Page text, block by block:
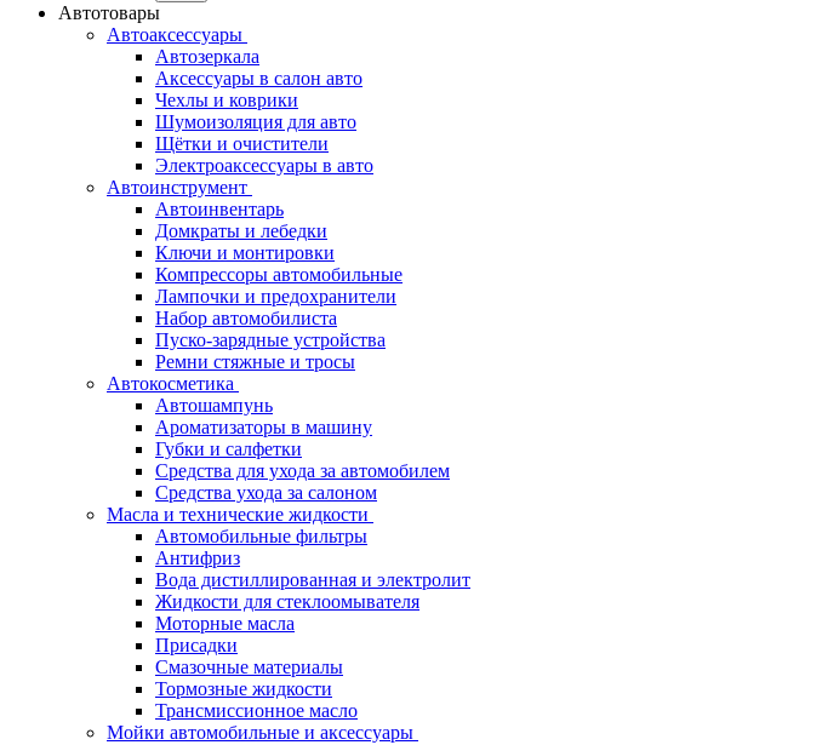
Автотовары
Автоаксессуары
Автозеркала
Аксессуары в салон авто
Чехлы и коврики
Шумоизоляция для авто
Щётки и очистители
Электроаксессуары в авто
Автоинструмент
Автоинвентарь
Домкраты и лебедки
Ключи и монтировки
Компрессоры автомобильные
Лампочки и предохранители
Набор автомобилиста
Пуско-зарядные устройства
Ремни стяжные и тросы
Автокосметика
Автошампунь
Ароматизаторы в машину
Губки и салфетки
Средства для ухода за автомобилем
Средства ухода за салоном
Масла и технические жидкости
Автомобильные фильтры
Антифриз
Вода дистиллированная и электролит
Жидкости для стеклоомывателя
Моторные масла
Присадки
Смазочные материалы
Тормозные жидкости
Трансмиссионное масло
Мойки автомобильные и аксессуары